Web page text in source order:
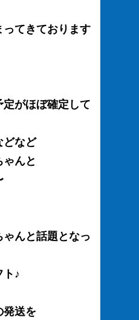
てきております
がほぼ確定して
どなど
んと
んと話題となっ
ト♪
発送を